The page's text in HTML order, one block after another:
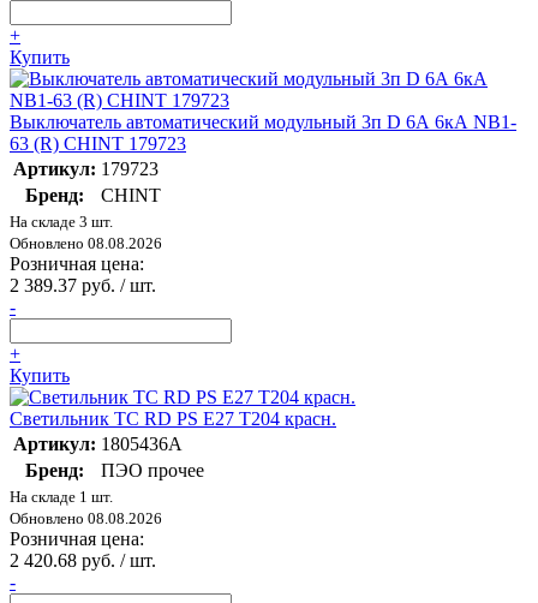
+
Купить
Выключатель автоматический модульный 3п D 6А 6кА NB1-
63 (R) CHINT 179723
Артикул: 179723
Бренд:
CHINT
На складе 3 шт.
Обновлено 08.08.2026
Розничная цена:
2 389.37 руб. / шт.
-
+
Купить
Светильник TC RD PS E27 T204 красн.
Артикул: 1805436А
Бренд:
ПЭО прочее
На складе 1 шт.
Обновлено 08.08.2026
Розничная цена:
2 420.68 руб. / шт.
-